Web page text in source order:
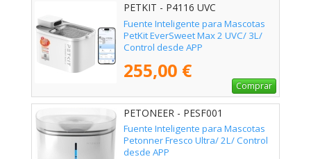
PETKIT - P4116 UVC
Fuente Inteligente para Mascotas
PetKit EverSweet Max 2 UVC/ 3L/
Control desde APP
255,00 €
Comprar
PETONEER - PESF001
Fuente Inteligente para Mascotas
Petonner Fresco Ultra/ 2L/ Control
desde APP